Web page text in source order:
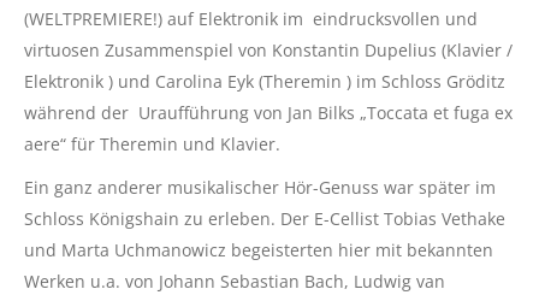
(WELTPREMIERE!) auf Elektronik im eindrucksvollen und
virtuosen Zusammenspiel von Konstantin Dupelius (Klavier /
Elektronik ) und Carolina Eyk (Theremin ) im Schloss Gröditz
während der Uraufführung von Jan Bilks „Toccata et fuga ex
aere“ für Theremin und Klavier.
Ein ganz anderer musikalischer Hör-Genuss war später im
Schloss Königshain zu erleben. Der E-Cellist Tobias Vethake
und Marta Uchmanowicz begeisterten hier mit bekannten
Werken u.a. von Johann Sebastian Bach, Ludwig van